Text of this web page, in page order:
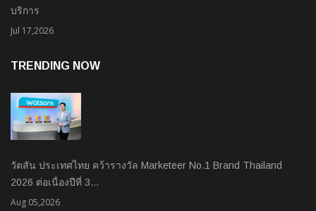
บริการ
Jul 17,2026
TRENDING NOW
วัตสัน ประเทศไทย คว้ารางวัล Marketeer No.1 Brand Thailand
2026 ต่อเนื่องปีที่ 3…
Aug 05,2026